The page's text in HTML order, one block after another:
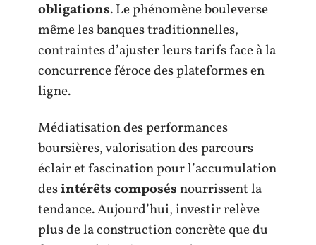
obligations. Le phénomène bouleverse
même les banques traditionnelles,
contraintes d’ajuster leurs tarifs face à la
concurrence féroce des plateformes en
ligne.
Médiatisation des performances
boursières, valorisation des parcours
éclair et fascination pour l’accumulation
desintérêts composésnourrissent la
tendance. Aujourd’hui, investir relève
plus de la construction concrète que du